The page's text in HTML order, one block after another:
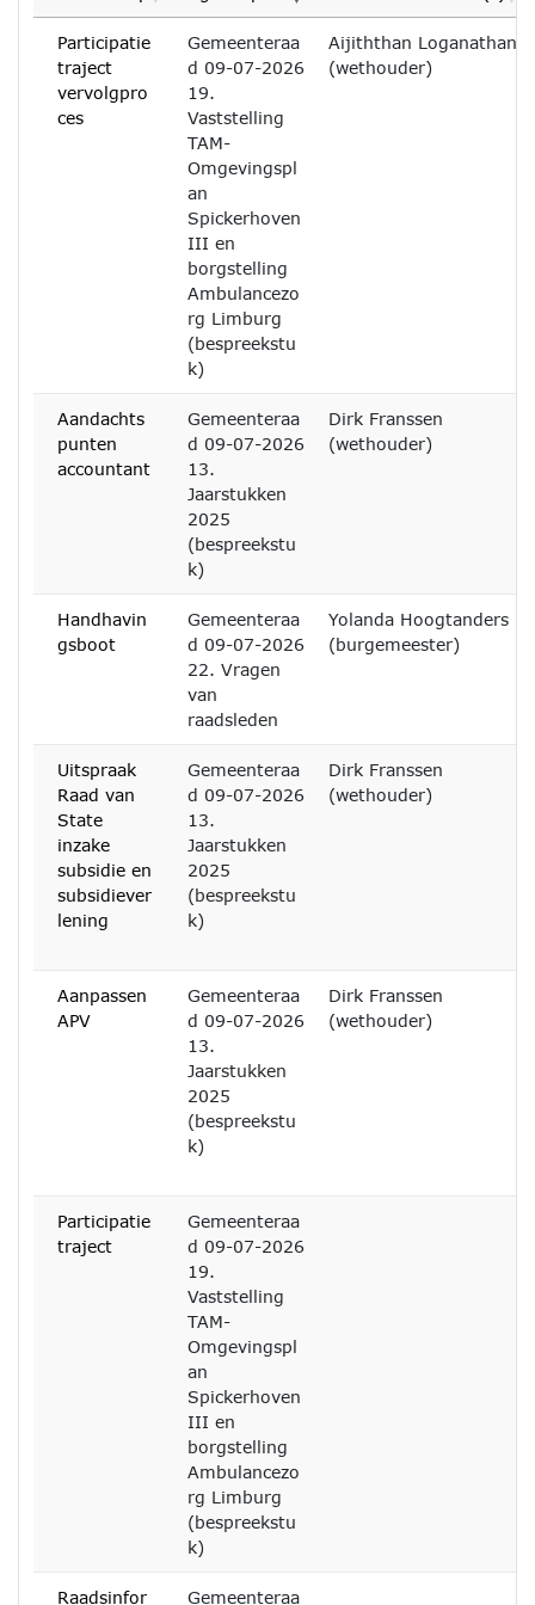
Participatie
traject
vervolgpro
ces
Gemeenteraa
d 09-07-2026
19.
Vaststelling
TAM-
Omgevingspl
an
Spickerhoven
III en
borgstelling
Ambulancezo
rg Limburg
(bespreekstu
k)
Aijiththan Loganathan
(wethouder)
Aandachts
punten
accountant
Gemeenteraa
d 09-07-2026
13.
Jaarstukken
2025
(bespreekstu
k)
Dirk Franssen
(wethouder)
Handhavin
gsboot
Gemeenteraa
d 09-07-2026
22. Vragen
van
raadsleden
Yolanda Hoogtanders
(burgemeester)
Uitspraak
Raad van
State
inzake
subsidie en
subsidiever
lening
Gemeenteraa
d 09-07-2026
13.
Jaarstukken
2025
(bespreekstu
k)
Dirk Franssen
(wethouder)
Aanpassen
APV
Gemeenteraa
d 09-07-2026
13.
Jaarstukken
2025
(bespreekstu
k)
Dirk Franssen
(wethouder)
Participatie
traject
Gemeenteraa
d 09-07-2026
19.
Vaststelling
TAM-
Omgevingspl
an
Spickerhoven
III en
borgstelling
Ambulancezo
rg Limburg
(bespreekstu
k)
Raadsinfor Gemeenteraa